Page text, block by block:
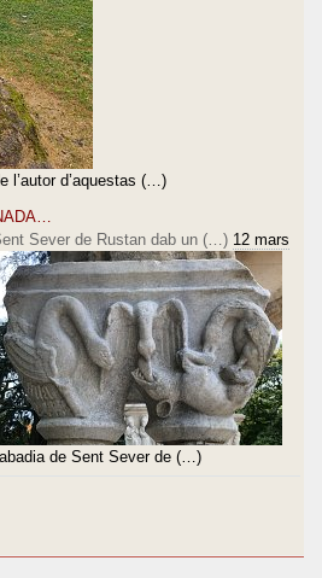
l’autor d’aquestas (…)
Sever de Rustan dab un (…) 12 mars
de Sent Sever de (…)